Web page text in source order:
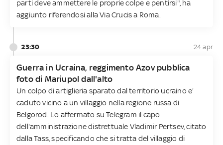
parti deve ammettere le proprie colpe e pentirsi", ha
aggiunto riferendosi alla Via Crucis a Roma.
23:30 24 apr
Guerra in Ucraina, reggimento Azov pubblica
foto di Mariupol dall'alto
Un colpo di artiglieria sparato dal territorio ucraino e'
caduto vicino a un villaggio nella regione russa di
Belgorod. Lo affermato su Telegram il capo
dell'amministrazione distrettuale Vladimir Pertsev, citato
dalla Tass, specificando che si tratta del villaggio di